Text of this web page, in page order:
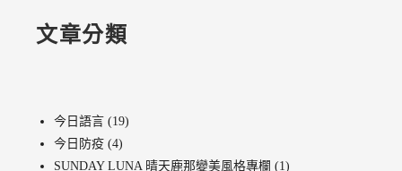
文章分類
今日語言 (19)
今日防疫 (4)
SUNDAY LUNA 晴天鹿那變美風格專欄 (1)